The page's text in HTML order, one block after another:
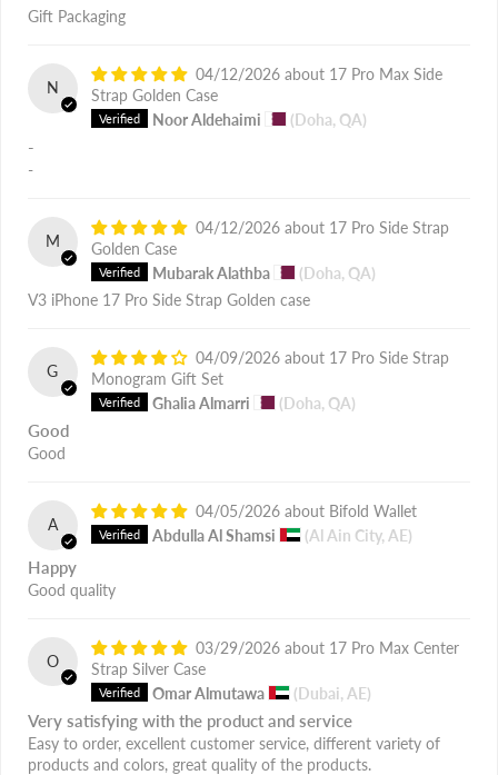
Gift Packaging
N
04/12/2026
17 Pro Max Side
Strap Golden Case
Noor Aldehaimi
(Doha, QA)
-
-
M
04/12/2026
17 Pro Side Strap
Golden Case
Mubarak Alathba
(Doha, QA)
V3 iPhone 17 Pro Side Strap Golden case
G
04/09/2026
17 Pro Side Strap
Monogram Gift Set
Ghalia Almarri
(Doha, QA)
Good
Good
A
04/05/2026
Bifold Wallet
Abdulla Al Shamsi
(Al Ain City, AE)
Happy
Good quality
O
03/29/2026
17 Pro Max Center
Strap Silver Case
Omar Almutawa
(Dubai, AE)
Very satisfying with the product and service
Easy to order, excellent customer service, different variety of
products and colors, great quality of the products.